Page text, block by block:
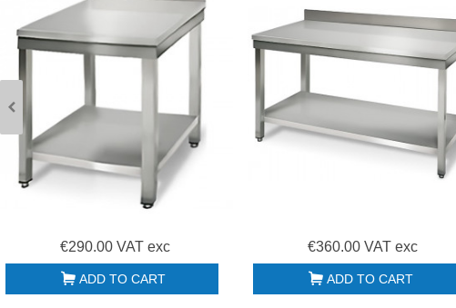
€290.00 VAT exc
ADD TO CART
€360.00 VAT exc
ADD TO CART